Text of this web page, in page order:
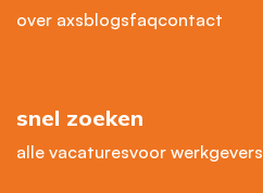
over axsblogsfaqcontact
snel zoeken
alle vacaturesvoor werkgevers